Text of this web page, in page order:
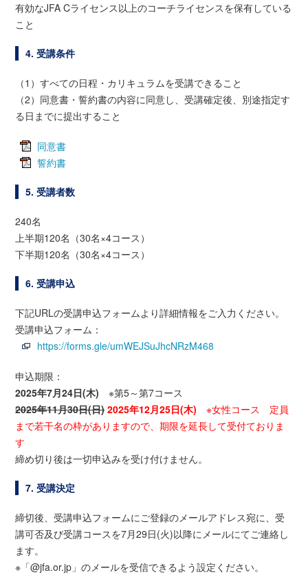
有効なJFA Cライセンス以上のコーチライセンスを保有している
こと
4. 受講条件
（1）すべての日程・カリキュラムを受講できること
（2）同意書・誓約書の内容に同意し、受講確定後、別途指定す
る日までに提出すること
同意書
誓約書
5. 受講者数
240名
上半期120名（30名×4コース）
下半期120名（30名×4コース）
6. 受講申込
下記URLの受講申込フォームより詳細情報をご入力ください。
受講申込フォーム：
https://forms.gle/umWEJSuJhcNRzM468
申込期限：
2025年7月24日(木) ※第5～第7コース
2025年11月30日(日) 2025年12月25日(木) ※女性コース 定員
まで若干名の枠がありますので、期限を延長して受付ておりま
す
締め切り後は一切申込みを受け付けません。
7. 受講決定
締切後、受講申込フォームにご登録のメールアドレス宛に、受
講可否及び受講コースを7月29日(火)以降にメールにてご連絡し
ます。
※「@jfa.or.jp」のメールを受信できるよう設定ください。